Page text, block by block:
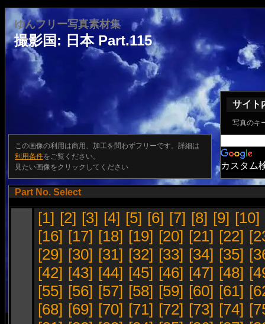
ゆんフリー写真素材集
撮影国: 日本 Part.115
この画像の利用は商用、加工を問わずフリーです。詳細は
利用条件をご覧ください。
見たい画像をクリックしてください
サイト
写真のキ
カスタム
Part No. Select
[1] [2] [3] [4] [5] [6] [7] [8] [9] [10]
[16] [17] [18] [19] [20] [21] [22]
[29] [30] [31] [32] [33] [34] [35]
[42] [43] [44] [45] [46] [47] [48]
[55] [56] [57] [58] [59] [60] [61]
[68] [69] [70] [71] [72] [73] [74]